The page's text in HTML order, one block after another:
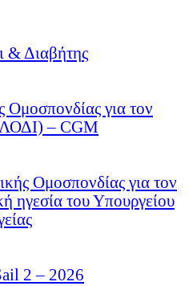
& Διαβήτης
Ομοσπονδίας για τον
– CGM
Ομοσπονδίας για τον
ηγεσία του Υπουργείου
2 – 2026